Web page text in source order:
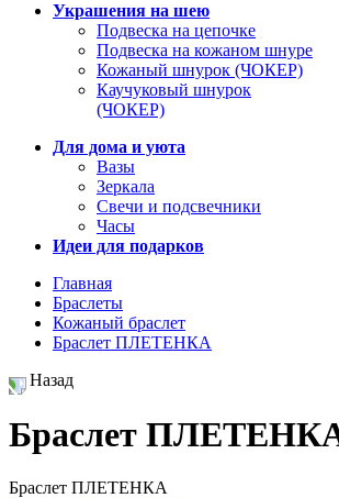
Украшения на шею
Подвеска на цепочке
Подвеска на кожаном шнуре
Кожаный шнурок (ЧОКЕР)
Каучуковый шнурок
(ЧОКЕР)
Для дома и уюта
Вазы
Зеркала
Свечи и подсвечники
Часы
Идеи для подарков
Главная
Браслеты
Кожаный браслет
Браслет ПЛЕТЕНКА
Назад
Браслет
Браслет ПЛЕТЕНКА